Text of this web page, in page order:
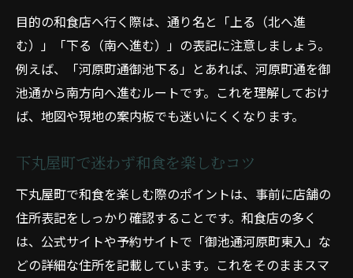
目的の和食店へ行く際は、通り名と「上る（北へ進
む）」「下る（南へ進む）」の表記に注意しましょう。
例えば、「河原町通御池下る」とあれば、河原町通を御
池通から南方向へ進むルートです。これを理解しておけ
ば、地図や現地の案内板でも迷いにくくなります。
下丸屋町で迷わず和食を楽しむコツ
下丸屋町で和食を楽しむ際のポイントは、事前に店舗の
住所表記をしっかり確認することです。和食店の多く
は、公式サイトや予約サイトで「御池通河原町東入」な
どの詳細な住所を記載しています。これをそのままスマ